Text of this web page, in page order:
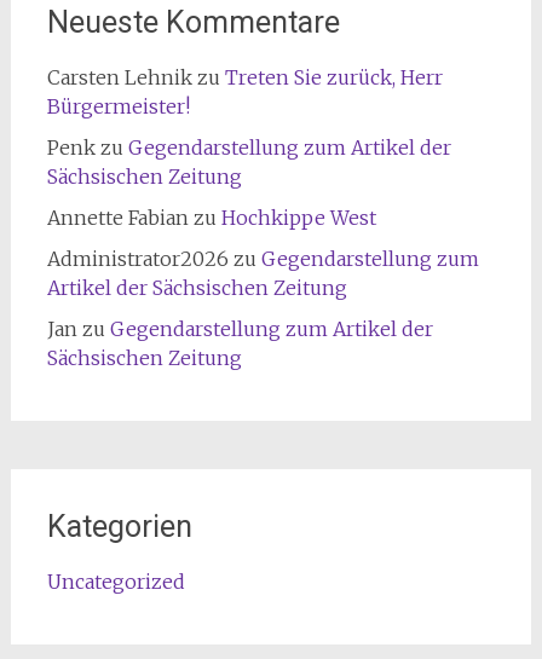
Neueste Kommentare
Carsten Lehnikzu Treten Sie zurück, Herr
Bürgermeister!
Penkzu Gegendarstellung zum Artikel der
Sächsischen Zeitung
Annette Fabian zu Hochkippe West
Administrator2026 zu Gegendarstellung zum
Artikel der Sächsischen Zeitung
Jan zu Gegendarstellung zum Artikel der
Sächsischen Zeitung
Kategorien
Uncategorized